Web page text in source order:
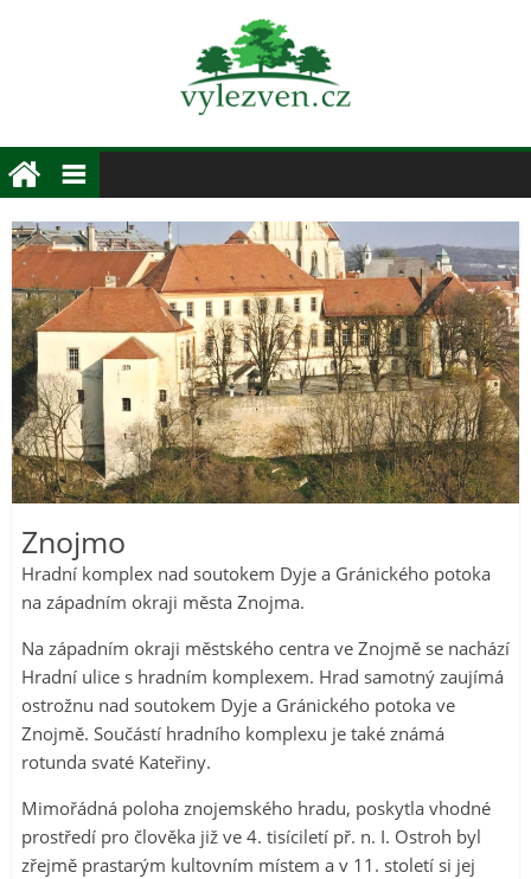
Znojmo
Hradní komplex nad soutokem Dyje a Gránického potoka
na západním okraji města Znojma.
Na západním okraji městského centra ve Znojmě se nachází
Hradní ulice s hradním komplexem. Hrad samotný zaujímá
ostrožnu nad soutokem Dyje a Gránického potoka ve
Znojmě. Součástí hradního komplexu je také známá
rotunda svaté Kateřiny.
Mimořádná poloha znojemského hradu, poskytla vhodné
prostředí pro člověka již ve 4. tisíciletí př. n. I. Ostroh byl
zřejmě prastarým kultovním místem a v 11. století si jej